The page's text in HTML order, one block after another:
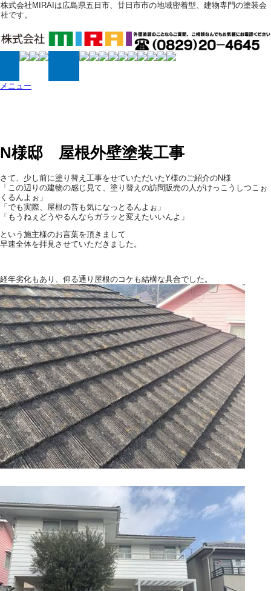
株式会社MIRAIは広島県五日市、廿日市市の地域密着型、建物専門の塗装会
社です。
メニュー
N様邸 屋根外壁塗装工事
さて、少し前に塗り替え工事をせていただいたY様のご紹介のN様
「この辺りの建物の感じ見て、塗り替えの訪問販売の人がけっこうしつこぉ
くるんよぉ」
「でも実際、屋根の苔も気になっとるんよぉ」
「もうねぇどうやるんならガラッと変えたいいんよ」
という施主様のお言葉を頂きまして
早速全体を拝見させていただきました。
経年劣化もあり、仰る通り屋根のコケも結構な具合でした。